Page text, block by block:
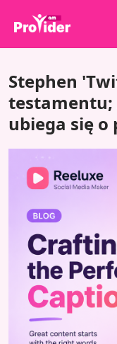
O nas
Zaloguj się
Zarejestruj się
Usługi
Warunki
Blog
Stephen
testamentu;
ubiega się o